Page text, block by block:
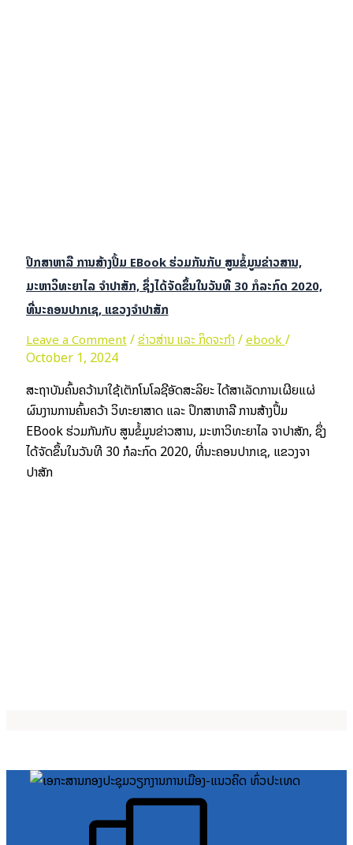
ປຶກສາຫາລື ການສ້າງປຶ້ມ EBook ຮ່ວມກັນກັບ ສູນຂໍ້ມູນຂ່າວສານ,
ມະຫາວິທະຍາໄລ ຈຳປາສັກ, ຊຶ່ງໄດ້ຈັດຂຶ້ນໃນວັນທີ 30 ກໍລະກົດ 2020,
ທີ່ນະຄອນປາກເຊ, ແຂວງຈໍາປາສັກ
Leave a Comment/ຂ່າວສ່ານ ແລະ ກິດຈະກຳ/ebook/
October 1, 2024
ສະຖາບັນຄົ້ນຄວ້ານຳໃຊ້ເຕັກໂນໂລຊີອັດສະລິຍະ ໄດ້ສໍາເລັດການເຜີຍແຜ່
ຜົນງານການຄົ້ນຄວ້າ ວິທະຍາສາດ ແລະ ປຶກສາຫາລື ການສ້າງປຶ້ມ
EBook ຮ່ວມກັນກັບ ສູນຂໍ້ມູນຂ່າວສານ, ມະຫາວິທະຍາໄລ ຈຳປາສັກ, ຊຶ່ງ
ໄດ້ຈັດຂຶ້ນໃນວັນທີ 30 ກໍລະກົດ 2020, ທີ່ນະຄອນປາກເຊ, ແຂວງຈໍາ
ປາສັກ